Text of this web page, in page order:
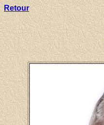
Retour